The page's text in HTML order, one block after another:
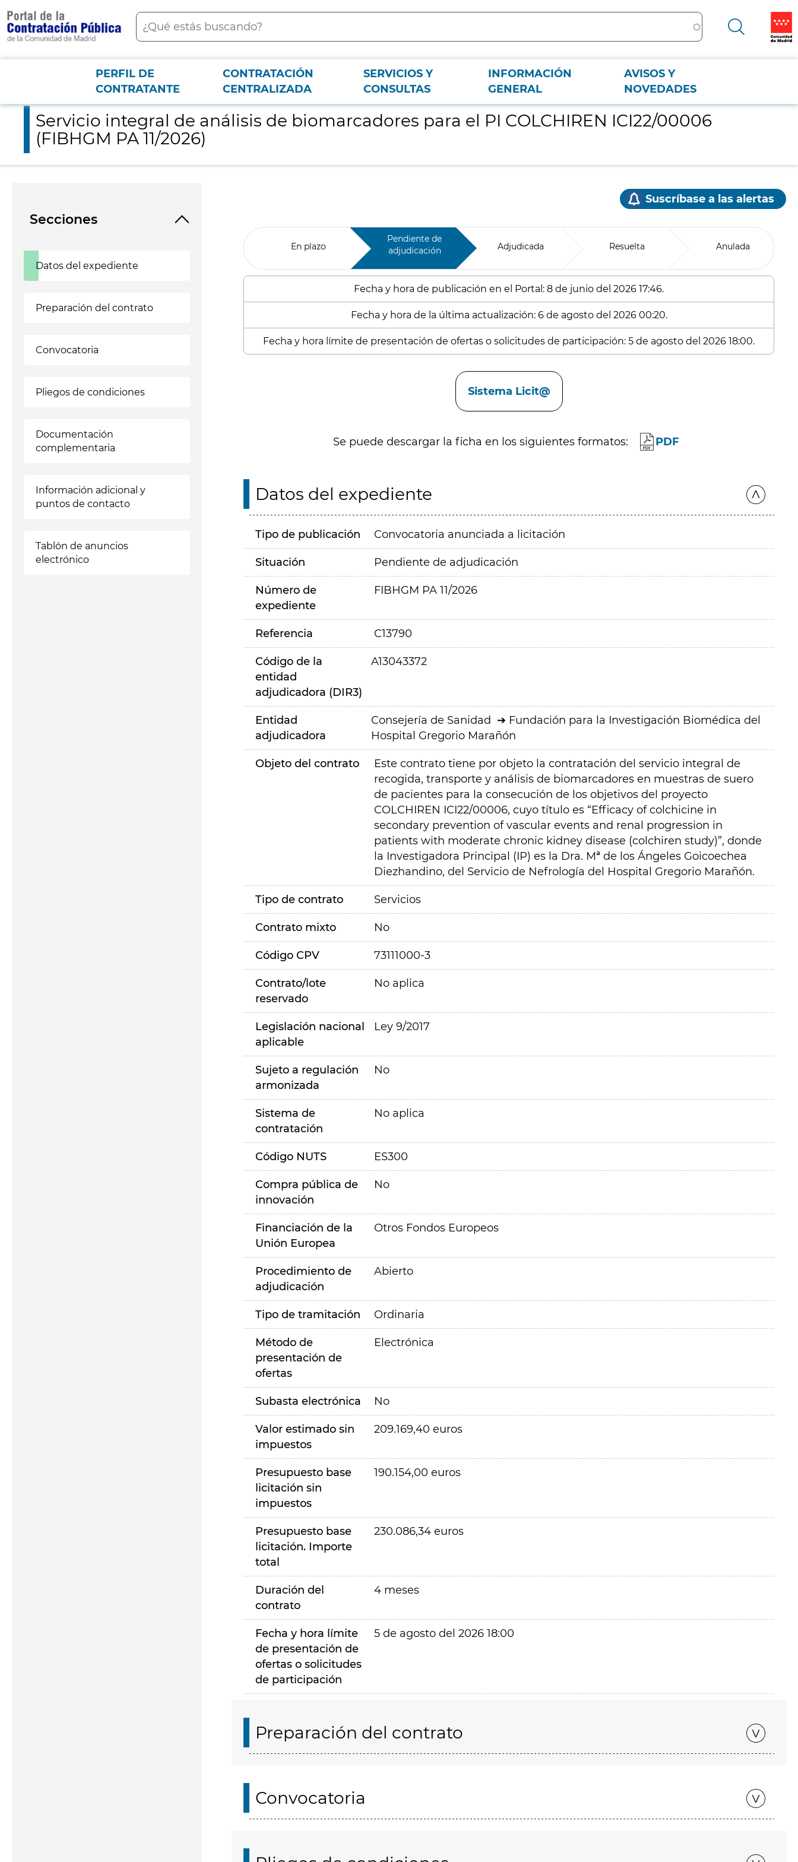
contenido
principal
Buscar
Menú PCON
PERFIL DE
CONTRATANTE
CONTRATACIÓN
CENTRALIZADA
SERVICIOS Y
CONSULTAS
INFORMACIÓN
GENERAL
AVISOS Y
NOVEDADES
Servicio integral de análisis de biomarcadores para el PI COLCHIREN ICI22/00006 (FIBHGM PA 11/2026)
Servicio integral de análisis de biomarcadores para el PI COLCHIREN ICI22/00006
(FIBHGM PA 11/2026)
Secciones
Datos del expediente
Preparación del contrato
Convocatoria
Pliegos de condiciones
Documentación
complementaria
Información adicional y
puntos de contacto
Tablón de anuncios
electrónico
Suscríbase a las alertas
En plazo
Pendiente de
adjudicación
Adjudicada Resuelta Anulada
Fecha y hora de publicación en el Portal: 8 de junio del 2026 17:46.
Fecha y hora de la última actualización: 6 de agosto del 2026 00:20.
Fecha y hora límite de presentación de ofertas o solicitudes de participación: 5 de agosto del 2026 18:00.
Sistema Licit@
Se puede descargar la ficha en los siguientes formatos: PDF
Datos del expediente
Tipo de publicación Convocatoria anunciada a licitación
Situación Pendiente de adjudicación
Número de
expediente
FIBHGM PA 11/2026
Referencia C13790
Código de la
entidad
adjudicadora (DIR3)
A13043372
Entidad
adjudicadora
Consejería de Sanidad
Fundación para la Investigación Biomédica del
Hospital Gregorio Marañón
Objeto del contrato
Este contrato tiene por objeto la contratación del servicio integral de
recogida, transporte y análisis de biomarcadores en muestras de suero
de pacientes para la consecución de los objetivos del proyecto
COLCHIREN ICI22/00006, cuyo título es “Efficacy of colchicine in
secondary prevention of vascular events and renal progression in
patients with moderate chronic kidney disease (colchiren study)”, donde
la Investigadora Principal (IP) es la Dra. Mª de los Ángeles Goicoechea
Diezhandino, del Servicio de Nefrología del Hospital Gregorio Marañón.
Tipo de contrato Servicios
Contrato mixto No
Código CPV 73111000-3
Contrato/lote
reservado
No aplica
Legislación nacional
aplicable
Ley 9/2017
Sujeto a regulación
armonizada
No
Sistema de
contratación
No aplica
Código NUTS ES300
Compra pública de
innovación
No
Financiación de la
Unión Europea
Otros Fondos Europeos
Procedimiento de
adjudicación
Abierto
Tipo de tramitación Ordinaria
Método de
presentación de
ofertas
Electrónica
Subasta electrónica No
Valor estimado sin
impuestos
209.169,40 euros
Presupuesto base
licitación sin
impuestos
190.154,00 euros
Presupuesto base
licitación. Importe
total
230.086,34 euros
Duración del
contrato
4 meses
Fecha y hora límite
de presentación de
ofertas o solicitudes
de participación
5 de agosto del 2026 18:00
Preparación del contrato
Convocatoria